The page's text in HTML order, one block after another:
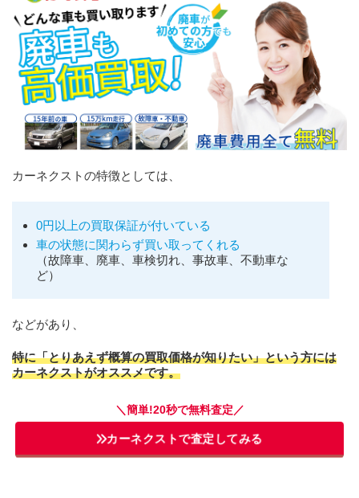
カーネクストの特徴としては、
0円以上の買取保証が付いている
車の状態に関わらず買い取ってくれる
（故障車、廃車、車検切れ、事故車、不動車な
ど）
などがあり、
特に「とりあえず概算の買取価格が知りたい」という方には
カーネクストがオススメです。
＼簡単!20秒で無料査定／
カーネクストで査定してみる